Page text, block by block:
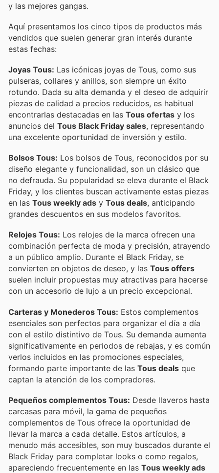
y las mejores gangas.
Aquí presentamos los cinco tipos de productos más
vendidos que suelen generar gran interés durante
estas fechas:
Joyas Tous: Las icónicas joyas de Tous, como sus
pulseras, collares y anillos, son siempre un éxito
rotundo. Dada su alta demanda y el deseo de adquirir
piezas de calidad a precios reducidos, es habitual
encontrarlas destacadas en las Tous ofertas y los
anuncios del Tous Black Friday sales, representando
una excelente oportunidad de inversión y estilo.
Bolsos Tous: Los bolsos de Tous, reconocidos por su
diseño elegante y funcionalidad, son un clásico que
no defrauda. Su popularidad se eleva durante el Black
Friday, y los clientes buscan activamente estas piezas
en las Tous weekly ads y Tous deals, anticipando
grandes descuentos en sus modelos favoritos.
Relojes Tous: Los relojes de la marca ofrecen una
combinación perfecta de moda y precisión, atrayendo
a un público amplio. Durante el Black Friday, se
convierten en objetos de deseo, y las Tous offers
suelen incluir propuestas muy atractivas para hacerse
con un accesorio de lujo a un precio excepcional.
Carteras y Monederos Tous: Estos complementos
esenciales son perfectos para organizar el día a día
con el estilo distintivo de Tous. Su demanda aumenta
significativamente en periodos de rebajas, y es común
verlos incluidos en las promociones especiales,
formando parte importante de las Tous deals que
captan la atención de los compradores.
Pequeños complementos Tous: Desde llaveros hasta
carcasas para móvil, la gama de pequeños
complementos de Tous ofrece la oportunidad de
llevar la marca a cada detalle. Estos artículos, a
menudo más accesibles, son muy buscados durante el
Black Friday para completar looks o como regalos,
apareciendo frecuentemente en las Tous weekly ads